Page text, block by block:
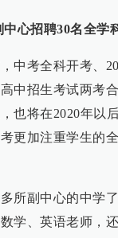
心招聘30名全学
中考全科开考、
中招生考试两考
也将在2020年以
更加注重学生的
所副中心的中学
学、英语老师，